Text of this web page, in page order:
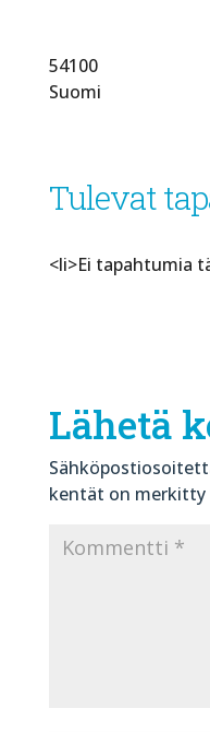
54100
Suomi
Tulevat
<li>Ei tapahtumia
Lähetä
kentät on merkitty